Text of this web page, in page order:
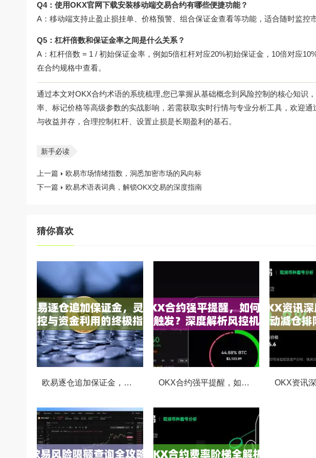
Q4：使用OKX官网下载安装移动端交易合约有哪些便捷功能？
A：移动端支持止盈止损挂单、价格预警、组合保证金查看等功能，适合随时监控
Q5：杠杆倍数和保证金率之间是什么关系？
A：杠杆倍数 = 1 / 初始保证金率，例如5倍杠杆对应20%初始保证金，10倍对应
在合约规格中查看。
通过本文对OKX合约术语的系统梳理,您已掌握从基础概念到风险控制的核心知识
率、标记价格等高级参数的实战影响，若需获取实时行情与专业分析工具，欢迎通
与收益并存，合理控制杠杆、设置止损是长期盈利的基石。
新手必读
上一篇
欧易市场情绪指数，洞悉加密市场的风向标
下一篇
欧易术语表词典，解锁OKX交易的深度指南
猜你喜欢
欧易逐仓追加保证金，灵活风控与资金利用的终极指南 OKX合约强平提醒，如何避免触发？深度解析风控机制与应对策略